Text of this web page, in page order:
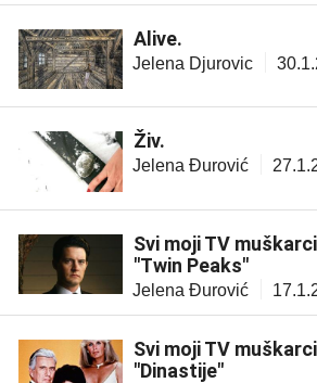
Alive.
Jelena Djurovic
Živ.
Jelena Đurović
Svi moji TV
"Twin Peaks"
Jelena Đurović
Svi moji TV
"Dinastije"